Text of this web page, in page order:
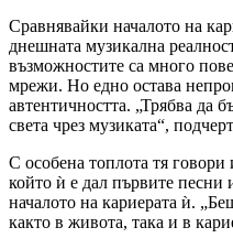
Сравнявайки началото на
днешната музикална
възможностите са много
мрежи. Но едно остава
автентичността. „Трябва да
света чрез музиката“,
С особена топлота тя говори
който ѝ е дал първите песни
началото на кариерата ѝ.
както в живота, така и в